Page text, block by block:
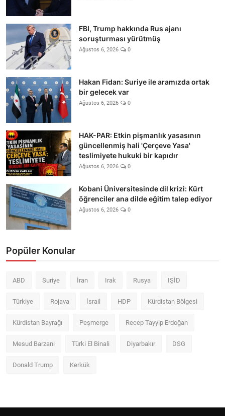
FBI, Trump hakkında Rus ajanı
soruşturması yürütmüş
Ağustos 6, 2026 0
Hakan Fidan: Suriye ile aramızda ortak
bir gelecek var
Ağustos 6, 2026 0
HAK-PAR: Etkin pişmanlık yasasının
güncellenmiş hali 'Çerçeve Yasa'
teslimiyete hukuki bir kapıdır
Ağustos 6, 2026 0
Kobani Üniversitesinde dil krizi: Kürt
öğrenciler ana dilde eğitim talep ediyor
Ağustos 6, 2026 0
Popüler Konular
ABD Suriye İran Irak Rusya IŞİD
Türkiye Rojava İsrail HDP Kürdistan Bölgesi
Kürdistan Bayrağı Peşmerge Recep Tayyip Erdoğan
Mesud Barzani Türki El Binali Diyarbakır DSG
Donald Trump Kerkük